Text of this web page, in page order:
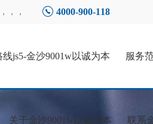
，，， 4000-900-118
线js5-金沙9001w以诚为本
服务
关于金沙9001w以诚为本 联系